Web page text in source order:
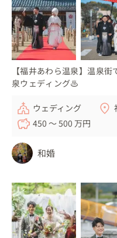
・自分たちに合った結婚
談したい！という方
結婚式のカタチに、必ず
ます。
０（ゼロ）から創りあげ
時間や場所、そして感謝
ましょう！
【福井あわら温泉】温泉
泉ウェディング♨
ウェディング
450 〜 500 万円
和婚